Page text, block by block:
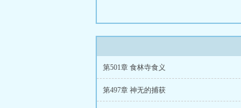
第501章 食林寺食义
第497章 神无的捕获